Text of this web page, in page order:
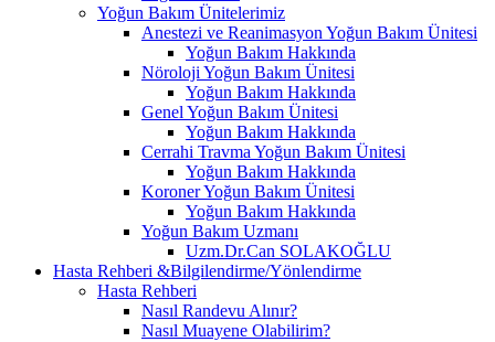
Yoğun Bakım Ünitelerimiz
Anestezi ve Reanimasyon Yoğun Bakım Ünitesi
Yoğun Bakım Hakkında
Nöroloji Yoğun Bakım Ünitesi
Yoğun Bakım Hakkında
Genel Yoğun Bakım Ünitesi
Yoğun Bakım Hakkında
Cerrahi Travma Yoğun Bakım Ünitesi
Yoğun Bakım Hakkında
Koroner Yoğun Bakım Ünitesi
Yoğun Bakım Hakkında
Yoğun Bakım Uzmanı
Uzm.Dr.Can SOLAKOĞLU
Hasta Rehberi &Bilgilendirme/Yönlendirme
Hasta Rehberi
Nasıl Randevu Alınır?
Nasıl Muayene Olabilirim?